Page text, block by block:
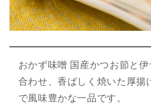
おかず味噌 国産かつお節と
合わせ、香ばしく焼いた厚揚
で風味豊かな一品です。